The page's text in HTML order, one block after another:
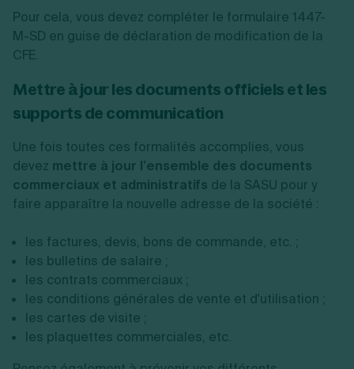
Pour cela, vous devez compléter le formulaire 1447-
M-SD en guise de déclaration de modification de la
CFE.
Mettre à jour les documents officiels et les
supports de communication
Une fois toutes ces formalités accomplies, vous
devez mettre à jour l’ensemble des documents
commerciaux et administratifs de la SASU pour y
faire apparaître la nouvelle adresse de la société :
les factures, devis, bons de commande, etc. ;
les bulletins de salaire ;
les contrats commerciaux ;
les conditions générales de vente et d'utilisation ;
les cartes de visite ;
les plaquettes commerciales, etc.